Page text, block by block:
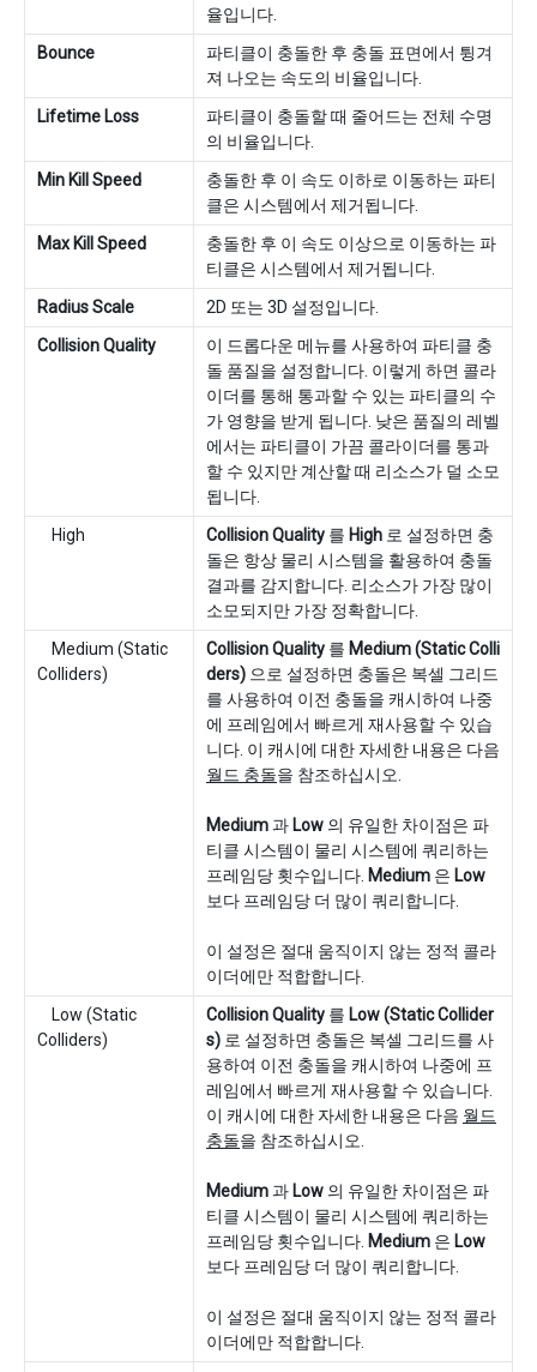
율입니다.
Bounce
파티클이 충돌한 후 충돌 표면에서 튕겨
져 나오는 속도의 비율입니다.
Lifetime Loss
파티클이 충돌할 때 줄어드는 전체 수명
의 비율입니다.
Min Kill Speed
충돌한 후 이 속도 이하로 이동하는 파티
클은 시스템에서 제거됩니다.
Max Kill Speed
충돌한 후 이 속도 이상으로 이동하는 파
티클은 시스템에서 제거됩니다.
Radius Scale
2D 또는 3D 설정입니다.
Collision Quality
이 드롭다운 메뉴를 사용하여 파티클 충
돌 품질을 설정합니다. 이렇게 하면 콜라
이더를 통해 통과할 수 있는 파티클의 수
가 영향을 받게 됩니다. 낮은 품질의 레벨
에서는 파티클이 가끔 콜라이더를 통과
할 수 있지만 계산할 때 리소스가 덜 소모
됩니다.
High
Collision Quality 를 High 로 설정하면 충
돌은 항상 물리 시스템을 활용하여 충돌
결과를 감지합니다. 리소스가 가장 많이
소모되지만 가장 정확합니다.
Medium (Static
Colliders)
Collision Quality 를 Medium (Static Colli
ders) 으로 설정하면 충돌은 복셀 그리드
를 사용하여 이전 충돌을 캐시하여 나중
에 프레임에서 빠르게 재사용할 수 있습
니다. 이 캐시에 대한 자세한 내용은 다음
월드 충돌을 참조하십시오.
Medium과 Low 의 유일한 차이점은 파
티클 시스템이 물리 시스템에 쿼리하는
프레임당 횟수입니다. Medium 은 Low
보다 프레임당 더 많이 쿼리합니다.
이 설정은 절대 움직이지 않는 정적 콜라
이더에만 적합합니다.
Low (Static
Colliders)
Collision Quality 를 Low (Static Collider
s) 로 설정하면 충돌은 복셀 그리드를 사
용하여 이전 충돌을 캐시하여 나중에 프
레임에서 빠르게 재사용할 수 있습니다.
이 캐시에 대한 자세한 내용은 다음 월드
충돌을 참조하십시오.
Medium과 Low 의 유일한 차이점은 파
티클 시스템이 물리 시스템에 쿼리하는
프레임당 횟수입니다. Medium 은 Low
보다 프레임당 더 많이 쿼리합니다.
이 설정은 절대 움직이지 않는 정적 콜라
이더에만 적합합니다.